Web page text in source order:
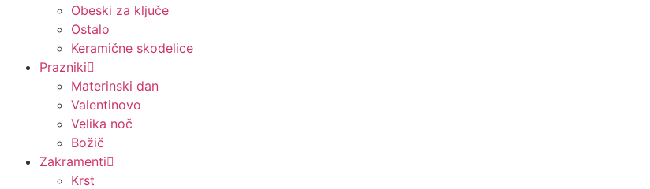
Obeski za ključe
Ostalo
Keramične skodelice
Prazniki
Materinski dan
Valentinovo
Velika noč
Božič
Zakramenti
Krst